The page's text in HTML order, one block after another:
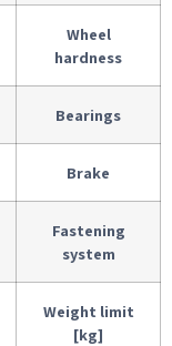
Wheel
hardness
Bearings
Brake
Fastening
system
Weight limit
[kg]